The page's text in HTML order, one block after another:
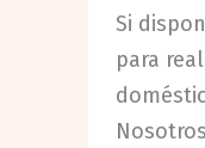
Si
para